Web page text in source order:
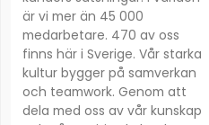
är vi mer än 45 000
medarbetare. 470 av oss
finns här i Sverige. Vår starka
kultur bygger på samverkan
och teamwork. Genom att
dela med oss av vår kunskap